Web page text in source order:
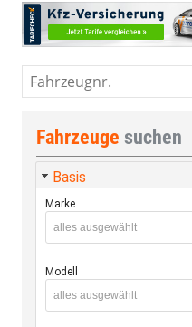
Fahrzeugnr.
Fahrzeuge suchen
Basis
Marke
alles ausgewählt
Modell
alles ausgewählt